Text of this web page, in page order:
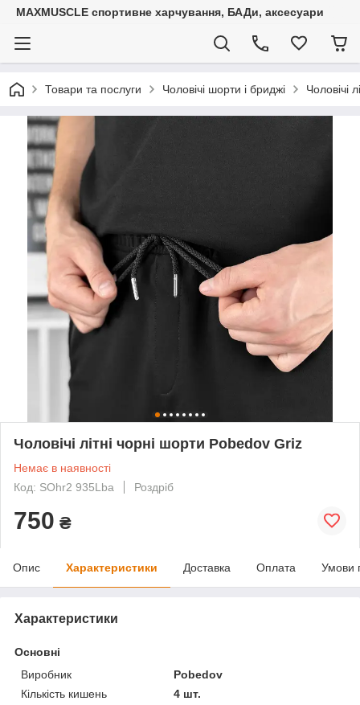
MAXMUSCLE спортивне харчування, БАДи, аксесуари
Товари та послуги Чоловічі шорти і бриджі Чоловічі
Чоловічі літні чорні шорти Pobedov Griz
Немає в наявності
Код: SOhr2 935Lba
Роздріб
750 ₴
Опис Характеристики Доставка Оплата Умови
Характеристики
Основні
Виробник
Pobedov
Кількість кишень
4 шт.